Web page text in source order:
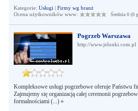
Kategorie: Usługi | Firmy wg branż
Ocena użytkowników www:
Średnia 0 (0
Pogrzeb Warszawa
http://www.jelonki.com.pl
Kompleksowe usługi pogrzebowe oferuje Państwu
Zajmujemy się organizacją całej ceremonii
formalnościami (...) »